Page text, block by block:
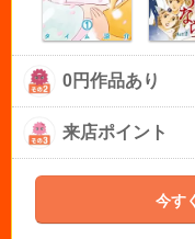
0円作品あり
来店ポイント
今す